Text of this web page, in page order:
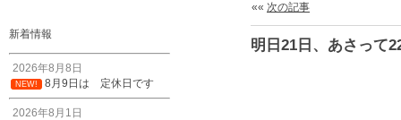
新着情報
2026年8月8日
NEW! 8月9日は 定休日です
2026年8月1日
«« 次の記事
明日21日、あさって